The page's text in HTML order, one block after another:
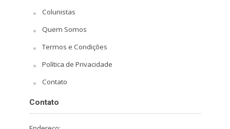
Colunistas
Quem Somos
Termos e Condições
Política de Privacidade
Contato
Contato